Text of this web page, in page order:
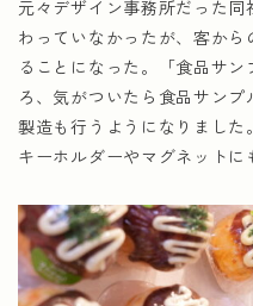
元々デザイン事務所だった
わっていなかったが、客か
ることになった。「食品サ
ろ、気がついたら食品サンプ
製造も行うようになりました
キーホルダーやマグネットに